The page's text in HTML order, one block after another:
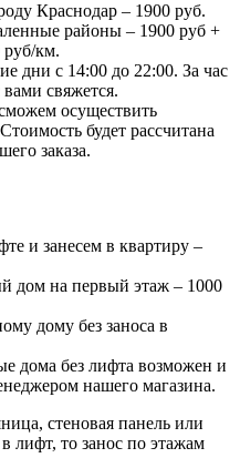
Краснодар – 1900 руб.
районы – 1900 руб +
руб/км.
дни с 14:00 до 22:00. За час
свяжется.
осуществить
будет рассчитана
заказа.
и занесем в квартиру –
дом на первый этаж – 1000
дому без заноса в
дома без лифта возможен и
нашего магазина.
стеновая панель или
лифт, то занос по этажам